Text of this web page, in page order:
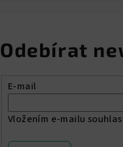
Odebírat
E-mail
Vložením e-mailu